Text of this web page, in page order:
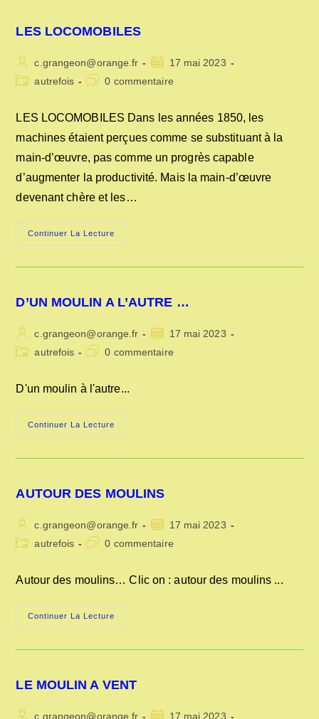
LES LOCOMOBILES
Auteur/autrice
de
c.grangeon@orange.fr
Publication
publiée :
17 mai 2023
Postautrefois
Commentaires
publication :
0 commentaire
LES LOCOMOBILES Dans les années 1850, les
machines étaient perçues comme se substituant à la
main-d’œuvre, pas comme un progrès capable
d’augmenter la productivité. Mais la main-d’œuvre
devenant chère et les…
Continuer La Lecture
LOCOMOBILES
D’UN MOULIN A L’AUTRE …
Auteur/autrice
de
c.grangeon@orange.fr
Publication
publiée :
17 mai 2023
Postautrefois
Commentaires
publication :
0 commentaire
D'un moulin à l'autre...
Continuer La Lecture
MOULIN
AUTOUR DES MOULINS
Auteur/autrice
de
c.grangeon@orange.fr
Publication
publiée :
17 mai 2023
Postautrefois
Commentaires
publication :
0 commentaire
Autour des moulins… Clic on : autour des moulins ...
Continuer La Lecture
DES
LE MOULIN A VENT
Auteur/autrice
c.grangeon@orange.fr
Publication
17 mai 2023